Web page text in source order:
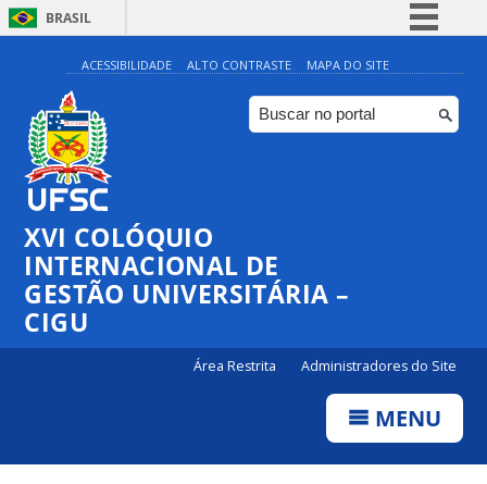
BRASIL
Simplifique!
Comunica BR
Participe
ACESSIBILIDADE ALTO CONTRASTE MAPA DO SITE
XVI COLÓQUIO
INTERNACIONAL DE
GESTÃO UNIVERSITÁRIA –
CIGU
Área Restrita Administradores do Site
MENU